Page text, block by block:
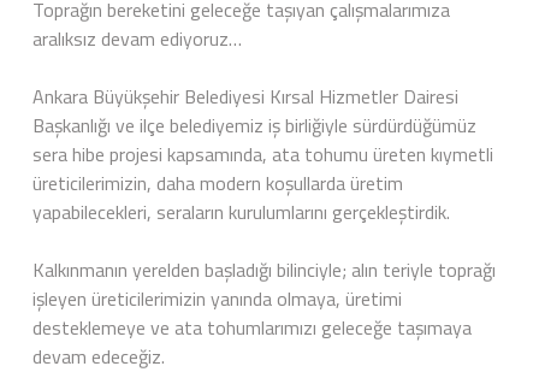
Toprağın bereketini geleceğe taşıyan çalışmalarımıza
aralıksız devam ediyoruz…
Ankara Büyükşehir Belediyesi Kırsal Hizmetler Dairesi
Başkanlığı ve ilçe belediyemiz iş birliğiyle sürdürdüğümüz
sera hibe projesi kapsamında, ata tohumu üreten kıymetli
üreticilerimizin, daha modern koşullarda üretim
yapabilecekleri, seraların kurulumlarını gerçekleştirdik.
Kalkınmanın yerelden başladığı bilinciyle; alın teriyle toprağı
işleyen üreticilerimizin yanında olmaya, üretimi
desteklemeye ve ata tohumlarımızı geleceğe taşımaya
devam edeceğiz.